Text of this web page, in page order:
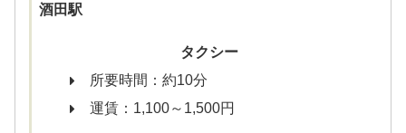
酒田駅
タクシー
所要時間：約10分
運賃：1,100～1,500円